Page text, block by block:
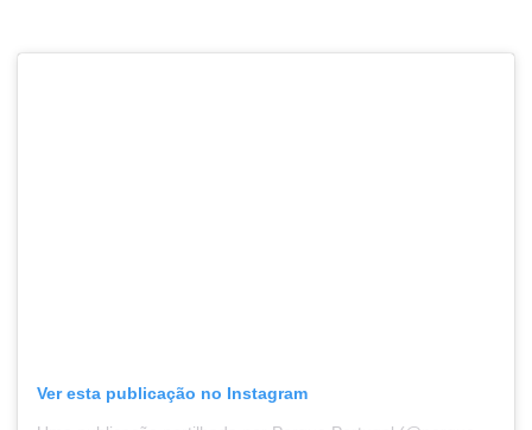
Ver esta publicação no Instagram